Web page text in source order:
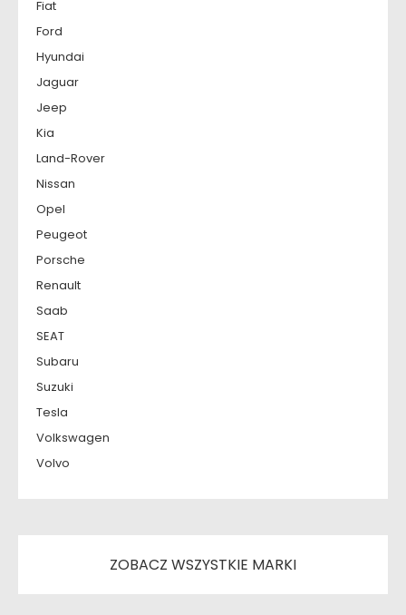
Fiat
Ford
Hyundai
Jaguar
Jeep
Kia
Land-Rover
Nissan
Opel
Peugeot
Porsche
Renault
Saab
SEAT
Subaru
Suzuki
Tesla
Volkswagen
Volvo
ZOBACZ WSZYSTKIE MARKI